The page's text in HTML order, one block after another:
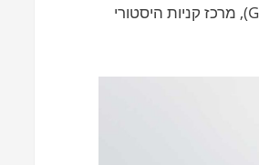
בסמוך נמצאת הגלריה ויטוריו עמנואלה השני (Galleria Vittorio Emanuele II), מרכז קניות היסטורי